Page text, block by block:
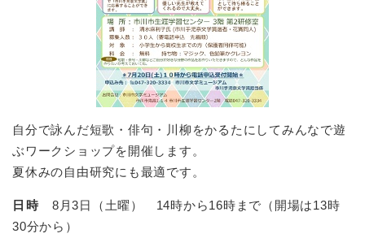
自分で詠んだ短歌・俳句・川柳をかるたにしてみんなで遊
ぶワークショップを開催します。
夏休みの自由研究にも最適です。
日時 8月3日（土曜） 14時から16時まで（開場は13時
30分から）